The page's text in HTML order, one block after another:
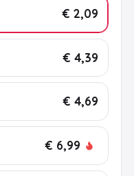
€ 2,09
€ 4,39
€ 4,69
€ 6,99